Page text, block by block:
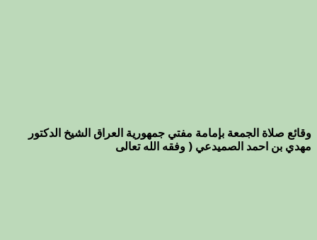
وقائع صلاة الجمعة بإمامة مفتي جمهورية العراق الشيخ الدكتور
مهدي بن احمد الصميدعي ( وفقه الله تعالى